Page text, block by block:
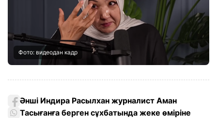
Фото: видеодан кадр
Әнші Индира Расылхан журналист Аман
Тасығанға берген сұхбатында жеке өміріне